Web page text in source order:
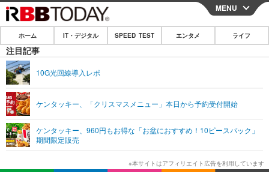
CLOSE
ホーム
IT・デジタル
ショッピング その他
SPEED TEST
エンタメ
エンタメTOP
韓国・芸能
ライフ
ライフTOP グルメ
リリース一覧
MENU
ホーム IT・デジタル SPEED TEST エンタメ ライフ
注目記事
10G光回線導入レポ
ケンタッキー、「クリスマスメニュー」本日から予約受付開始
ケンタッキー、960円もお得な「お盆におすすめ！10ピースパック」
期間限定販売